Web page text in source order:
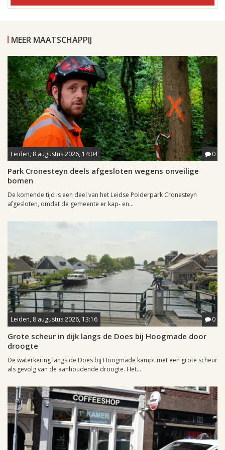
MEER MAATSCHAPPIJ
Leiden, 8 augustus 2026, 14:04 0
Park Cronesteyn deels afgesloten wegens onveilige
bomen
De komende tijd is een deel van het Leidse Polderpark Cronesteyn
afgesloten, omdat de gemeente er kap- en...
Leiden, 8 augustus 2026, 13:16 0
Grote scheur in dijk langs de Does bij Hoogmade door
droogte
De waterkering langs de Does bij Hoogmade kampt met een grote scheur
als gevolg van de aanhoudende droogte. Het...